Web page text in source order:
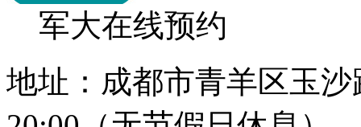
军大在线预约
地址：成都市青羊区玉